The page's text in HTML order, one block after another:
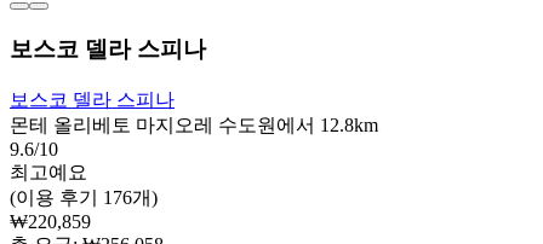
보스코 델라 스피나
보스코 델라 스피나
몬테 올리베토 마지오레 수도원에서 12.8km
9.6/10
최고예요
(이용 후기 176개)
₩220,859